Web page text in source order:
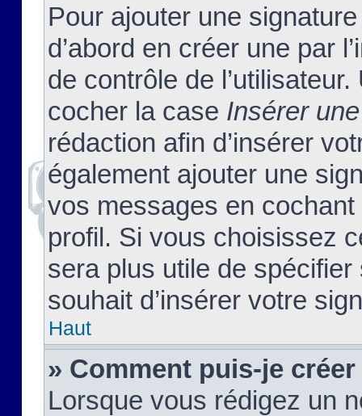
Pour ajouter une
d’abord en créer une par
de contrôle de
cocher la case Insérer
rédaction afin d’insérer
également ajouter une
vos messages en
profil. Si vous choisissez
sera plus utile de
souhait d’insérer votre
Haut
» Comment puis-je
Lorsque vous rédigez un